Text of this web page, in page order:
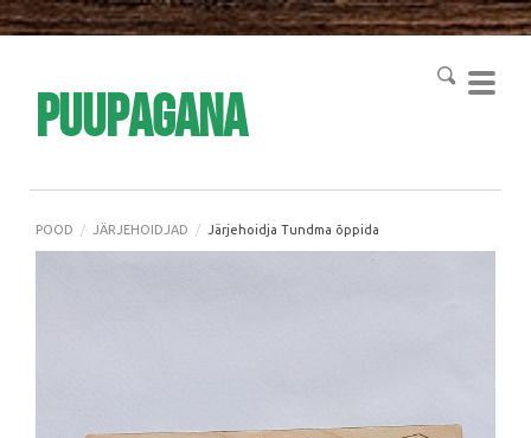
Puupagana
POOD / JÄRJEHOIDJAD / Järjehoidja Tundma õppida